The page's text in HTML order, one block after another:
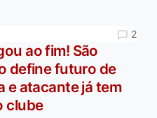
2
ao fim! São
define futuro de
e atacante já tem
clube